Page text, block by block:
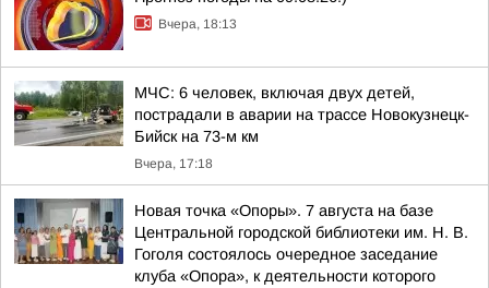
Вчера, 18:13
МЧС: 6 человек, включая двух детей,
пострадали в аварии на трассе Новокузнецк-
Бийск на 73-м км
Вчера, 17:18
Новая точка «Опоры». 7 августа на базе
Центральной городской библиотеки им. Н. В.
Гоголя состоялось очередное заседание
клуба «Опора», к деятельности которого